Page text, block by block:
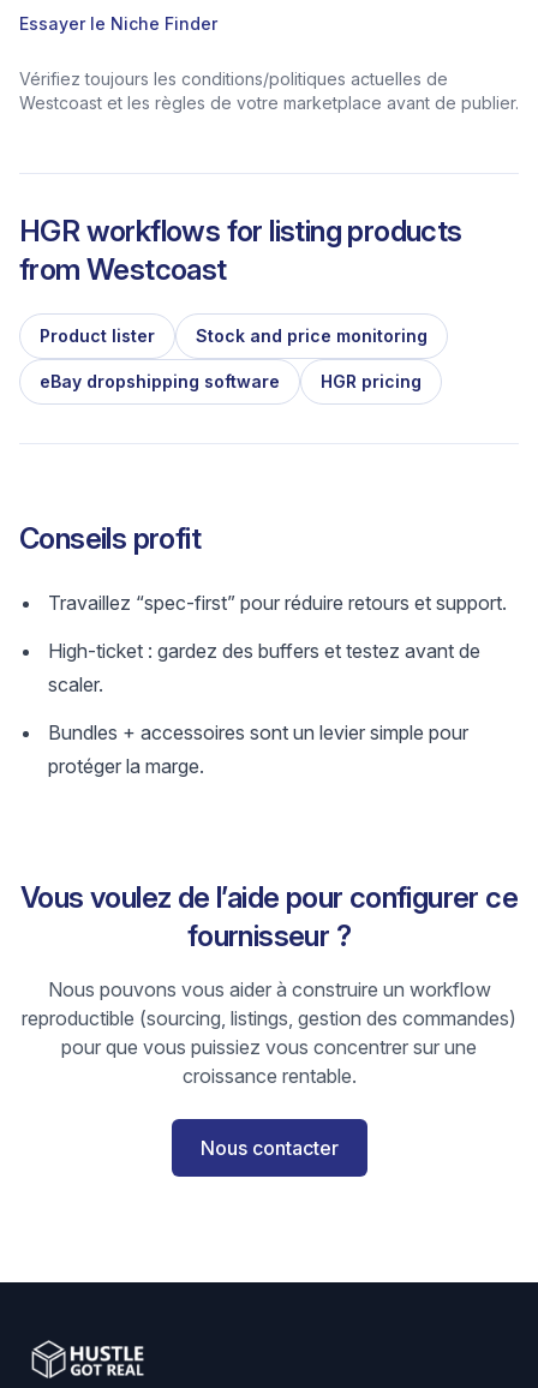
Essayer le Niche Finder
Vérifiez toujours les conditions/politiques actuelles de
Westcoast et les règles de votre marketplace avant de publier.
HGR workflows for listing products
from Westcoast
Product lister Stock and price monitoring
eBay dropshipping software HGR pricing
Conseils profit
Travaillez “spec-first” pour réduire retours et support.
High-ticket : gardez des buffers et testez avant de
scaler.
Bundles + accessoires sont un levier simple pour
protéger la marge.
Vous voulez de l’aide pour configurer ce
fournisseur ?
Nous pouvons vous aider à construire un workflow
reproductible (sourcing, listings, gestion des commandes)
pour que vous puissiez vous concentrer sur une
croissance rentable.
Nous contacter